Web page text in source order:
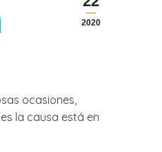
2020
ocasiones,
la causa está en